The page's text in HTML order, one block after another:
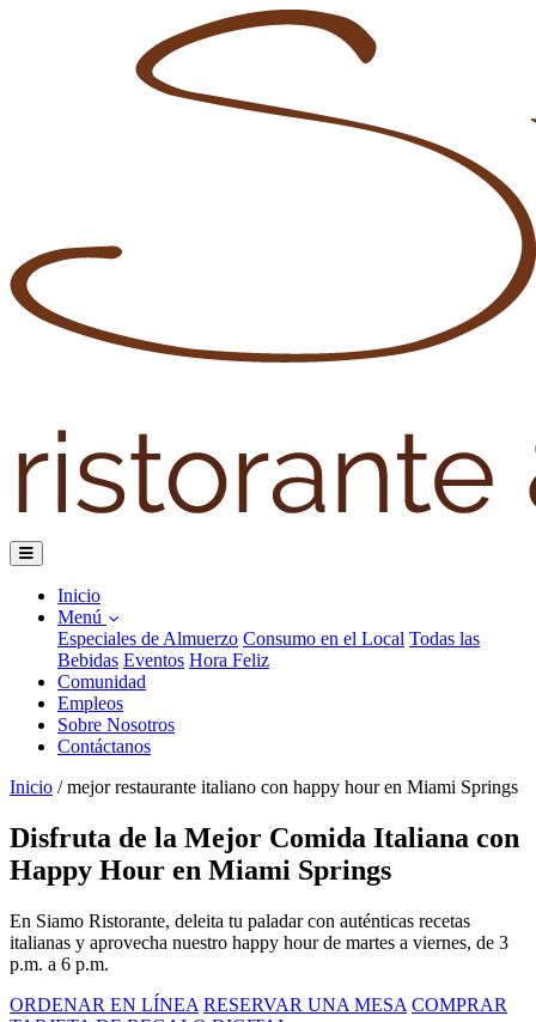
Inicio
Menú
Especiales de Almuerzo Consumo en el Local Todas las
Bebidas Eventos Hora Feliz
Comunidad
Empleos
Sobre Nosotros
Contáctanos
Inicio / mejor restaurante italiano con happy hour en Miami Springs
Disfruta de la Mejor Comida Italiana con
Happy Hour en Miami Springs
En Siamo Ristorante, deleita tu paladar con auténticas recetas
italianas y aprovecha nuestro happy hour de martes a viernes, de 3
p.m. a 6 p.m.
ORDENAR EN LÍNEA RESERVAR UNA MESA COMPRAR